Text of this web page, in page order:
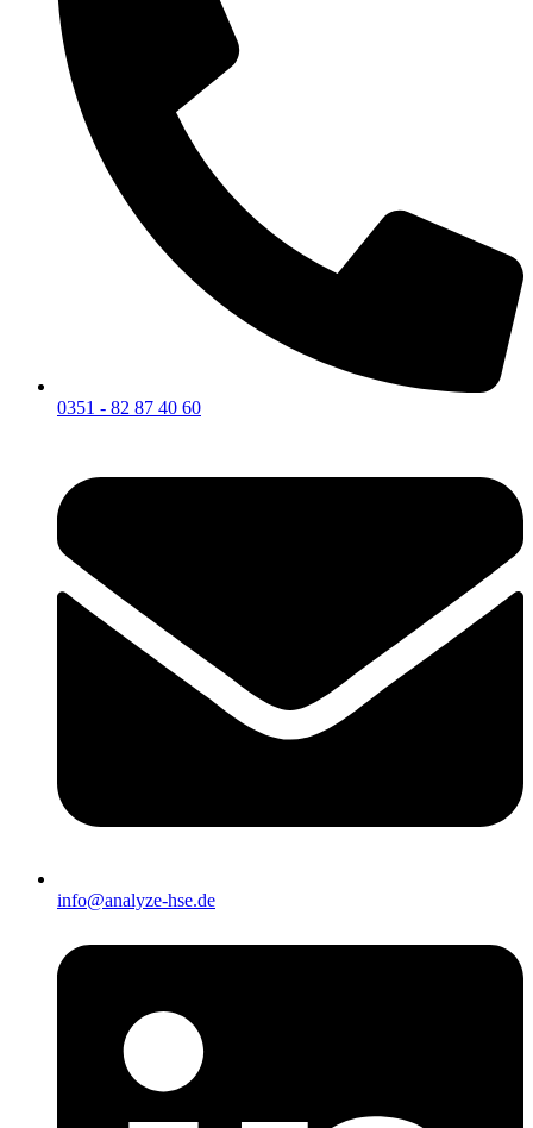
0351 - 82 87 40 60
info@analyze-hse.de